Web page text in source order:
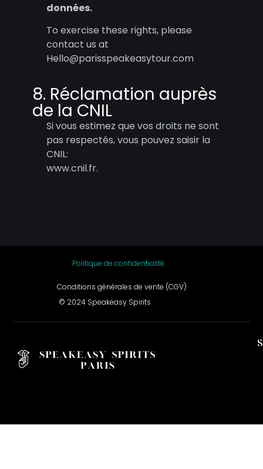
données.
To exercise these rights, please
contact us at
Hello@parisspeakeasytour.com
8. Réclamation auprès
de la CNIL
Si vous estimez que vos droits ne sont
pas respectés, vous pouvez saisir la
CNIL:
www.cnil.fr.
Politique de confidentialité
Conditions générales de vente (CGV)
© 2024 Speakeasy Spirits